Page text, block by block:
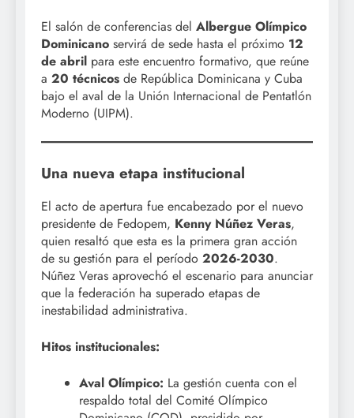
El salón de conferencias del Albergue Olímpico
Dominicano servirá de sede hasta el próximo 12
de abril para este encuentro formativo, que reúne
a 20 técnicos de República Dominicana y Cuba
bajo el aval de la Unión Internacional de Pentatlón
Moderno (UIPM).
Una nueva etapa institucional
El acto de apertura fue encabezado por el nuevo
presidente de Fedopem, Kenny Núñez Veras,
quien resaltó que esta es la primera gran acción
de su gestión para el período 2026-2030.
Núñez Veras aprovechó el escenario para anunciar
que la federación ha superado etapas de
inestabilidad administrativa.
Hitos institucionales:
Aval Olímpico: La gestión cuenta con el
respaldo total del Comité Olímpico